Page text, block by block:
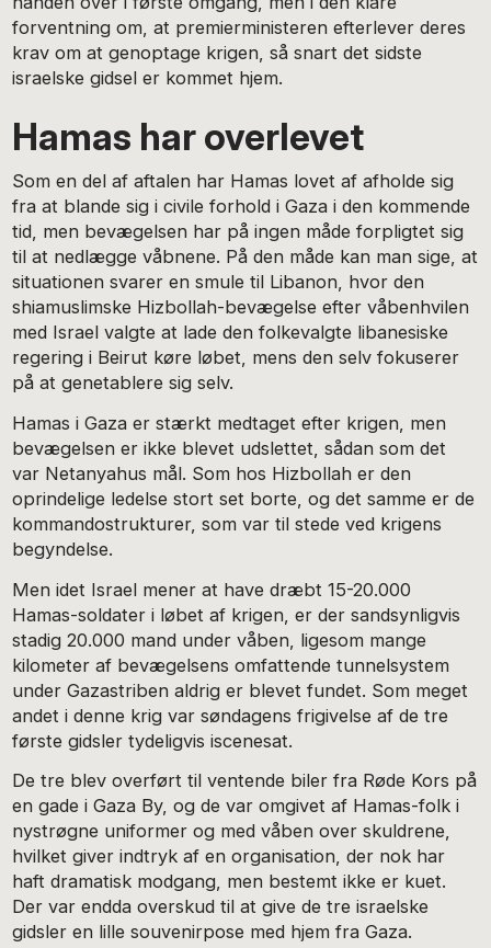
forventning om, at premierministeren efterlever deres
krav om at genoptage krigen, så snart det sidste
israelske gidsel er kommet hjem.
Hamas har overlevet
Som en del af aftalen har Hamas lovet af afholde sig
fra at blande sig i civile forhold i Gaza i den kommende
tid, men bevægelsen har på ingen måde forpligtet sig
til at nedlægge våbnene. På den måde kan man sige, at
situationen svarer en smule til Libanon, hvor den
shiamuslimske Hizbollah-bevægelse efter våbenhvilen
med Israel valgte at lade den folkevalgte libanesiske
regering i Beirut køre løbet, mens den selv fokuserer
på at genetablere sig selv.
Hamas i Gaza er stærkt medtaget efter krigen, men
bevægelsen er ikke blevet udslettet, sådan som det
var Netanyahus mål. Som hos Hizbollah er den
oprindelige ledelse stort set borte, og det samme er de
kommandostrukturer, som var til stede ved krigens
begyndelse.
Men idet Israel mener at have dræbt 15-20.000
Hamas-soldater i løbet af krigen, er der sandsynligvis
stadig 20.000 mand under våben, ligesom mange
kilometer af bevægelsens omfattende tunnelsystem
under Gazastriben aldrig er blevet fundet. Som meget
andet i denne krig var søndagens frigivelse af de tre
første gidsler tydeligvis iscenesat.
De tre blev overført til ventende biler fra Røde Kors på
en gade i Gaza By, og de var omgivet af Hamas-folk i
nystrøgne uniformer og med våben over skuldrene,
hvilket giver indtryk af en organisation, der nok har
haft dramatisk modgang, men bestemt ikke er kuet.
Der var endda overskud til at give de tre israelske
gidsler en lille souvenirpose med hjem fra Gaza.